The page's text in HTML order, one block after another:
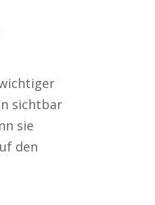
sichtbar
sie
den